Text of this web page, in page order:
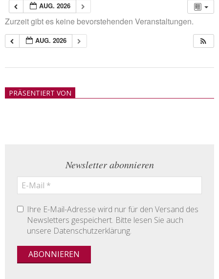
AUG. 2026
Zurzeit gibt es keine bevorstehenden Veranstaltungen.
AUG. 2026
21PRÄSENTIERT VON
Newsletter abonnieren
Ihre E-Mail-Adresse wird nur für den Versand des
Newsletters gespeichert. Bitte lesen Sie auch
unsere Datenschutzerklärung.